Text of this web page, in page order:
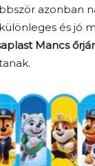
azonban
és jó
Mancs